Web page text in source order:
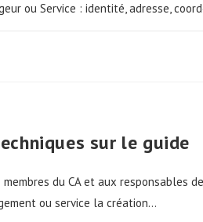
ou Service : identité, adresse,
sur le guide
du CA et aux responsables
ou service la création…